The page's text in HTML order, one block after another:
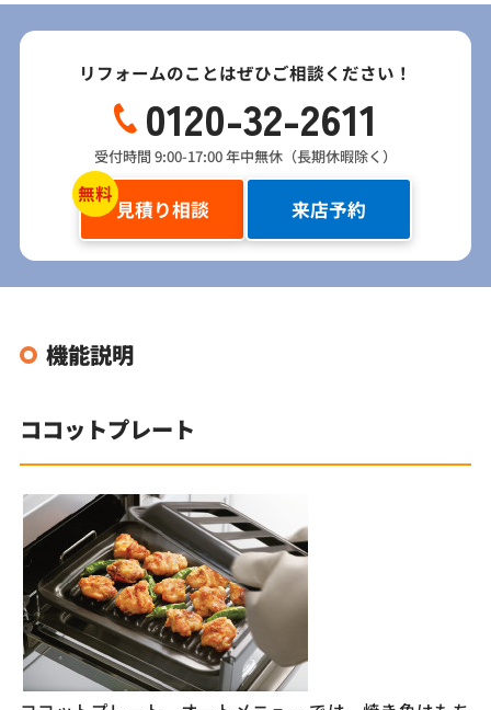
リフォームのことはぜひご相談ください！
0120-32-2611
受付時間 9:00-17:00 年中無休（長期休暇除く）
見積り相談 来店予約
機能説明
ココットプレート